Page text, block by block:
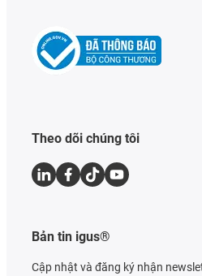
Theo dõi chúng tôi
Bản tin igus®
Cập nhật và đăng ký nhận